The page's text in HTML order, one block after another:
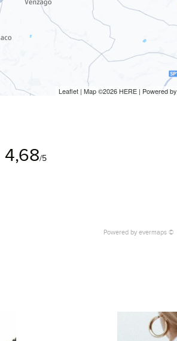
Leaflet | Map ©2026 HERE | Powered by
4,68/5
Powered by evermaps ©